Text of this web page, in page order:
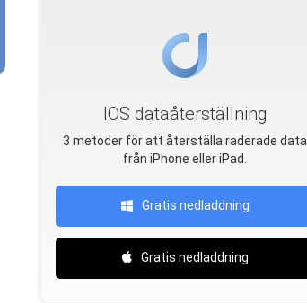
IOS dataåterställning
3 metoder för att återställa raderade data
från iPhone eller iPad.
Gratis nedladdning
Gratis nedladdning